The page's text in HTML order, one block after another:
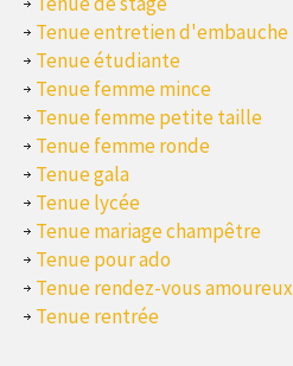
Tenue entretien d'embauche
Tenue étudiante
Tenue femme mince
Tenue femme petite taille
Tenue femme ronde
Tenue gala
Tenue lycée
Tenue mariage champêtre
Tenue pour ado
Tenue rendez-vous amoureux
Tenue rentrée